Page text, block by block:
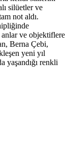
silüetler ve
not aldı.
anlar ve objektiflere
Berna Çebi,
yeni yıl
yaşandığı renkli